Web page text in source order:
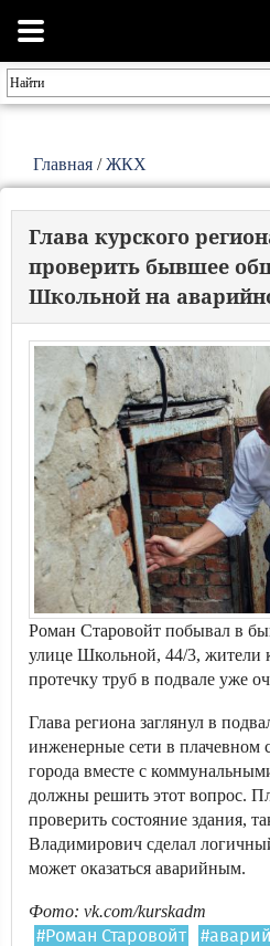
Главная /ЖКХ
Глава курского
проверить бывшее
Школьной на
Роман Старовойт побывал в
улице Школьной, 44/3, жители
протечку труб в подвале уже
Глава региона заглянул в
инженерные сети в плачевном
города вместе с
должны решить этот вопрос.
проверить состояние здания,
Владимирович сделал
может оказаться аварийным.
Фото: vk.com/kurskadm
#Роман Старовойт